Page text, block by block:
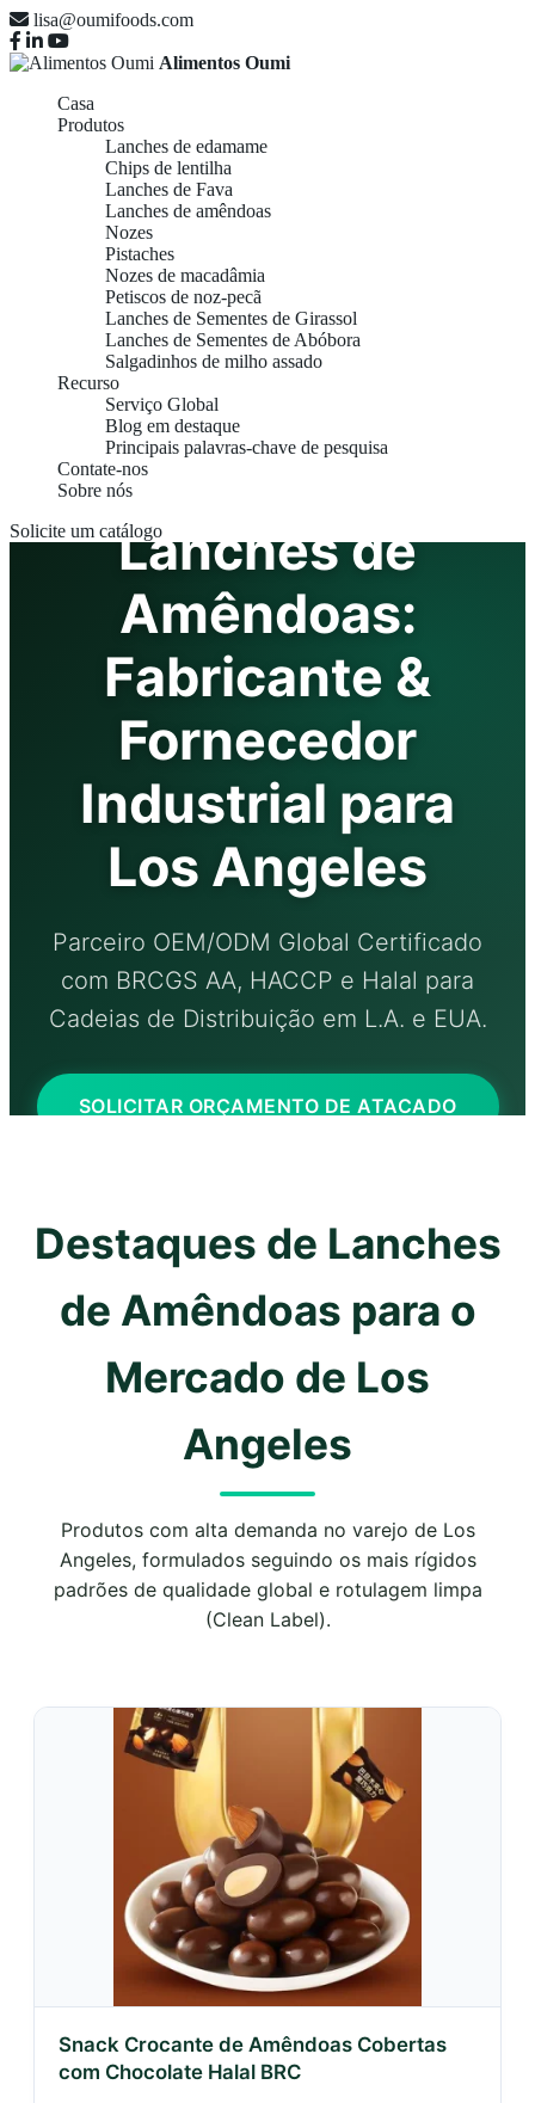
lisa@oumifoods.com
Alimentos Oumi
Casa
Produtos
Lanches de edamame
Chips de lentilha
Lanches de Fava
Lanches de amêndoas
Nozes
Pistaches
Nozes de macadâmia
Petiscos de noz-pecã
Lanches de Sementes de Girassol
Lanches de Sementes de Abóbora
Salgadinhos de milho assado
Recurso
Serviço Global
Blog em destaque
Principais palavras-chave de pesquisa
Contate-nos
Sobre nós
Solicite um catálogoLanches de
Amêndoas:
Fabricante &
Fornecedor
Industrial para
Los Angeles
Parceiro OEM/ODM Global Certificado
com BRCGS AA, HACCP e Halal para
Cadeias de Distribuição em L.A. e EUA.
SOLICITAR ORÇAMENTO DE ATACADO
Destaques de Lanches
de Amêndoas para o
Mercado de Los
Angeles
Produtos com alta demanda no varejo de Los
Angeles, formulados seguindo os mais rígidos
padrões de qualidade global e rotulagem limpa
(Clean Label).
Snack Crocante de Amêndoas Cobertas
com Chocolate Halal BRC